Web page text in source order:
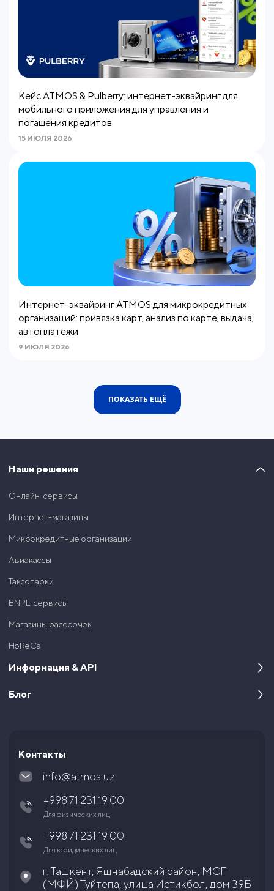
Кейс ATMOS & Pulberry: интернет-эквайринг для
мобильного приложения для управления и
погашения кредитов
15 ИЮЛЯ 2026
Интернет-эквайринг ATMOS для микрокредитных
организаций: привязка карт, анализ по карте, выдача,
автоплатежи
9 ИЮЛЯ 2026
ПОКАЗАТЬ ЕЩЁ
Наши решения
Онлайн-сервисы
Интернет-магазины
Микрокредитные организации
Авиакассы
Таксопарки
BNPL-сервисы
Магазины рассрочек
HoReCa
Информация & API
О компании
Вопросы и ответы
Юридические документы
Акционерам и инвесторам
Блог
Контакты
info@atmos.uz
+998 71 231 19 00
Для физических лиц
+998 71 231 19 00
Для юридических лиц
г. Ташкент, Яшнабадский район, МСГ
(МФЙ) Туйтепа, улица Истикбол, дом 39Б